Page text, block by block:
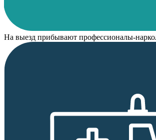
На выезд прибывают профессионалы-